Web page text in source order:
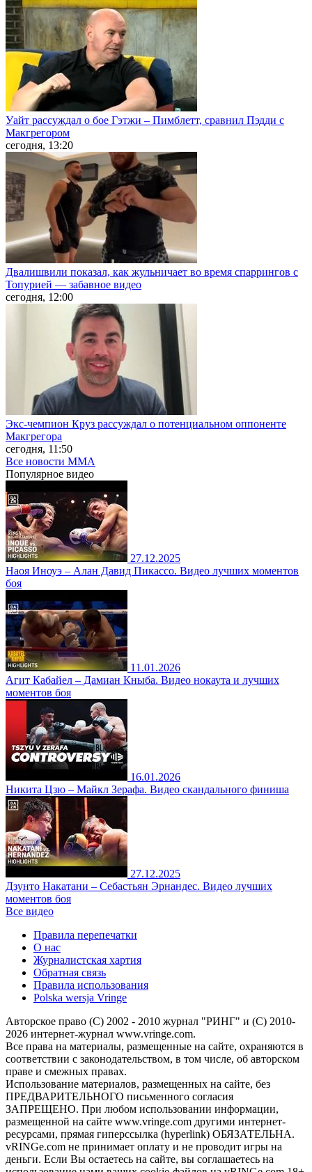
Уайт рассуждал о бое Гэтжи – Пимблетт, сравнил Пэдди с
Макгрегором
сегодня, 13:20
Двалишвили показал, как жульничает во время спаррингов с
Топурией — забавное видео
сегодня, 12:00
Экс-чемпион Круз рассуждал о потенциальном оппоненте
Макгрегора
сегодня, 11:50
Все новости MMA
Популярное видео
27.12.2025
Наоя Иноуэ – Алан Давид Пикассо. Видео лучших моментов
боя
11.01.2026
Агит Кабайел – Дамиан Кныба. Видео нокаута и лучших
моментов боя
16.01.2026
Никита Цзю – Майкл Зерафа. Видео скандального финиша
27.12.2025
Дзунто Накатани – Себастьян Эрнандес. Видео лучших
моментов боя
Все видео
Правила перепечатки
О нас
Журналистская хартия
Обратная связь
Правила использования
Polska wersja Vringe
Авторское право (С) 2002 - 2010 журнал "РИНГ" и (С) 2010-
2026 интернет-журнал www.vringe.com.
Все права на материалы, размещенные на сайте, охраняются в
соответствии с законодательством, в том числе, об авторском
праве и смежных правах.
Использование материалов, размещенных на сайте, без
ПРЕДВАРИТЕЛЬНОГО письменного согласия
ЗАПРЕЩЕНО. При любом использовании информации,
размещенной на сайте www.vringe.com другими интернет-
ресурсами, прямая гиперссылка (hyperlink) ОБЯЗАТЕЛЬНА.
vRINGe.com не принимает оплату и не проводит игры на
деньги. Если Вы остаетесь на сайте, вы соглашаетесь на